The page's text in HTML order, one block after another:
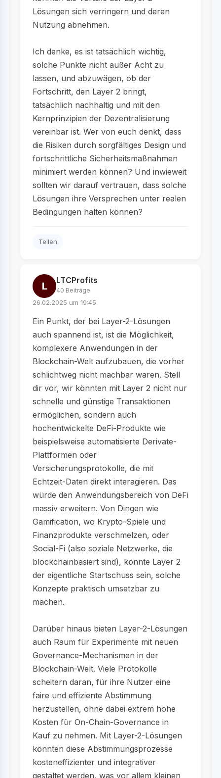
Lösungen sich verringern und deren
Nutzung abnehmen.
Ich denke, es ist tatsächlich wichtig,
solche Punkte nicht außer Acht zu
lassen, und abzuwägen, ob der
Fortschritt, den Layer 2 bringt,
tatsächlich nachhaltig und mit den
Kernprinzipien der Dezentralisierung
vereinbar ist. Wer von euch denkt, dass
die Risiken durch sorgfältiges Design und
fortschrittliche Sicherheitsmaßnahmen
minimiert werden können? Und inwieweit
sollten wir darauf vertrauen, dass solche
Lösungen ihre Versprechen unter realen
Bedingungen halten können?
Teilen
L LTCProfits
40 Beiträge
26.02.2025 um 19:45
Ein Punkt, der bei Layer-2-Lösungen
auch spannend ist, ist die Möglichkeit,
komplexere Anwendungen in der
Blockchain-Welt aufzubauen, die vorher
schlichtweg nicht machbar waren. Stell
dir vor, wir könnten mit Layer 2 nicht nur
schnelle und günstige Transaktionen
ermöglichen, sondern auch
hochentwickelte DeFi-Produkte wie
beispielsweise automatisierte Derivate-
Plattformen oder
Versicherungsprotokolle, die mit
Echtzeit-Daten direkt interagieren. Das
würde den Anwendungsbereich von DeFi
massiv erweitern. Von Dingen wie
Gamification, wo Krypto-Spiele und
Finanzprodukte verschmelzen, oder
Social-Fi (also soziale Netzwerke, die
blockchainbasiert sind), könnte Layer 2
der eigentliche Startschuss sein, solche
Konzepte praktisch umsetzbar zu
machen.
Darüber hinaus bieten Layer-2-Lösungen
auch Raum für Experimente mit neuen
Governance-Mechanismen in der
Blockchain-Welt. Viele Protokolle
scheitern daran, für ihre Nutzer eine
faire und effiziente Abstimmung
herzustellen, ohne dabei extrem hohe
Kosten für On-Chain-Governance in
Kauf zu nehmen. Mit Layer-2-Lösungen
könnten diese Abstimmungsprozesse
kosteneffizienter und integrativer
gestaltet werden, was vor allem kleinen